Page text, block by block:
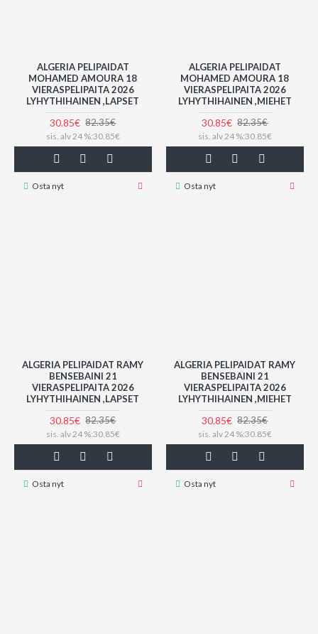
ALGERIA PELIPAIDAT
MOHAMED AMOURA 18
VIERASPELIPAITA 2026
LYHYTHIHAINEN ,LAPSET
30.85€ 82.35€
sis. alv 24 %:30.85€
Osta nyt
ALGERIA PELIPAIDAT
MOHAMED AMOURA 18
VIERASPELIPAITA 2026
LYHYTHIHAINEN ,MIEHET
30.85€ 82.35€
sis. alv 24 %:30.85€
Osta nyt
ALGERIA PELIPAIDAT RAMY
BENSEBAINI 21
VIERASPELIPAITA 2026
LYHYTHIHAINEN ,LAPSET
30.85€ 82.35€
sis. alv 24 %:30.85€
Osta nyt
ALGERIA PELIPAIDAT RAMY
BENSEBAINI 21
VIERASPELIPAITA 2026
LYHYTHIHAINEN ,MIEHET
30.85€ 82.35€
sis. alv 24 %:30.85€
Osta nyt